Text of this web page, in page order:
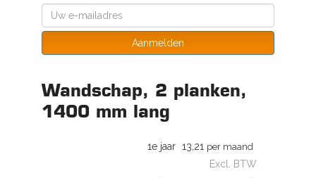
Aanmelden
Wandschap, 2 planken,
1400 mm lang
1e jaar 13,21 per maand
Excl. BTW